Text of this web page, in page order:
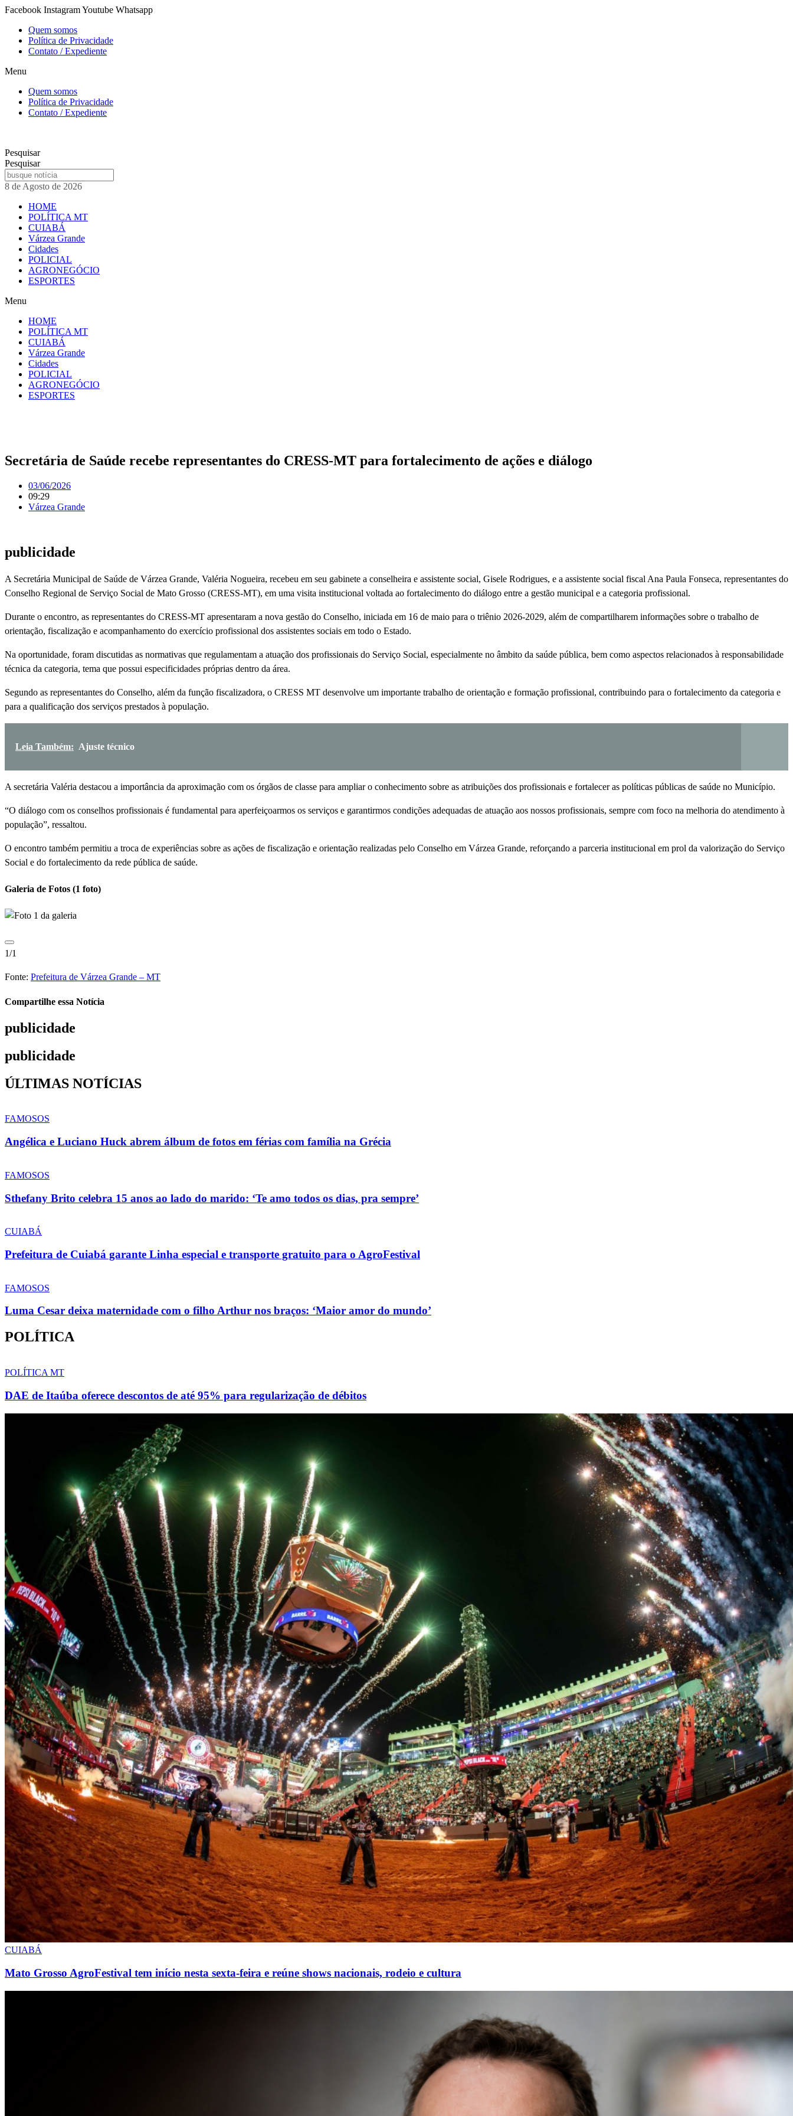
Ir
conteúdo
Facebook InstagramYoutube Whatsapp
Quem somos
Política de Privacidade
Contato / Expediente
Menu
Quem somos
Política de Privacidade
Contato / Expediente
Pesquisar
Pesquisar
8 de Agosto de 2026
HOME
POLÍTICA MT
CUIABÁ
Várzea Grande
Cidades
POLICIAL
AGRONEGÓCIO
ESPORTES
Menu
HOME
POLÍTICA MT
CUIABÁ
Várzea Grande
Cidades
POLICIAL
AGRONEGÓCIO
ESPORTES
Secretária de Saúde recebe representantes do CRESS-MT para fortalecimento de ações e diálogo
03/06/2026
09:29
Várzea Grande
publicidade
A Secretária Municipal de Saúde de Várzea Grande, Valéria Nogueira, recebeu em seu gabinete a conselheira e assistente social, Gisele Rodrigues, e a assistente social fiscal Ana Paula Fonseca, representantes do
Conselho Regional de Serviço Social de Mato Grosso (CRESS-MT), em uma visita institucional voltada ao fortalecimento do diálogo entre a gestão municipal e a categoria profissional.
Durante o encontro, as representantes do CRESS-MT apresentaram a nova gestão do Conselho, iniciada em 16 de maio para o triênio 2026-2029, além de compartilharem informações sobre o trabalho de
orientação, fiscalização e acompanhamento do exercício profissional dos assistentes sociais em todo o Estado.
Na oportunidade, foram discutidas as normativas que regulamentam a atuação dos profissionais do Serviço Social, especialmente no âmbito da saúde pública, bem como aspectos relacionados à responsabilidade
técnica da categoria, tema que possui especificidades próprias dentro da área.
Segundo as representantes do Conselho, além da função fiscalizadora, o CRESS MT desenvolve um importante trabalho de orientação e formação profissional, contribuindo para o fortalecimento da categoria e
para a qualificação dos serviços prestados à população.
Leia Também: Ajuste técnico
A secretária Valéria destacou a importância da aproximação com os órgãos de classe para ampliar o conhecimento sobre as atribuições dos profissionais e fortalecer as políticas públicas de saúde no Município.
“O diálogo com os conselhos profissionais é fundamental para aperfeiçoarmos os serviços e garantirmos condições adequadas de atuação aos nossos profissionais, sempre com foco na melhoria do atendimento à
população”, ressaltou.
O encontro também permitiu a troca de experiências sobre as ações de fiscalização e orientação realizadas pelo Conselho em Várzea Grande, reforçando a parceria institucional em prol da valorização do Serviço
Social e do fortalecimento da rede pública de saúde.
Galeria de Fotos (1 foto)
1/1
Fonte: Prefeitura de Várzea Grande – MT
Compartilhe essa Notícia
publicidade
publicidade
ÚLTIMAS NOTÍCIAS
FAMOSOS
Angélica e Luciano Huck abrem álbum de fotos em férias com família na Grécia
FAMOSOS
Sthefany Brito celebra 15 anos ao lado do marido: ‘Te amo todos os dias, pra sempre’
CUIABÁ
Prefeitura de Cuiabá garante Linha especial e transporte gratuito para o AgroFestival
FAMOSOS
Luma Cesar deixa maternidade com o filho Arthur nos braços: ‘Maior amor do mundo’
POLÍTICA
POLÍTICA MT
DAE de Itaúba oferece descontos de até 95% para regularização de débitos
CUIABÁ
Mato Grosso AgroFestival tem início nesta sexta-feira e reúne shows nacionais, rodeio e cultura